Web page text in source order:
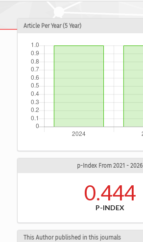
Article Per Year (5 Year)
p-Index From 2021 - 2026
0.444
P-INDEX
This Author published in this journals